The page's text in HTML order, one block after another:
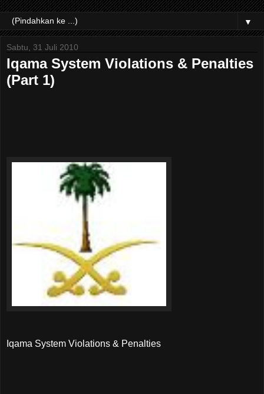
▼
Sabtu, 31 Juli 2010
Iqama System Violations & Penalties
(Part 1)
Iqama System Violations & Penalties